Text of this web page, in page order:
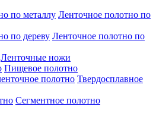
Ленточное полотно по
Ленточное полотно по
Ленточные ножи
Пищевое полотно
Твердосплавное
Сегментное полотно